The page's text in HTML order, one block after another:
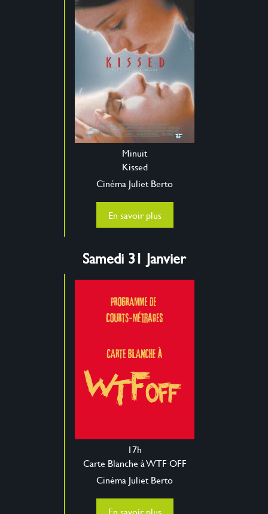
Minuit
Kissed
Cinéma Juliet Berto
En savoir plus
Samedi 31 Janvier
17h
Carte Blanche à WTF OFF
Cinéma Juliet Berto
En savoir plus